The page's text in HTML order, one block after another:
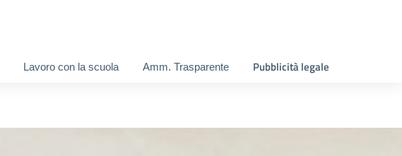
Lavoro con la scuola Amm. Trasparente Pubblicità legale